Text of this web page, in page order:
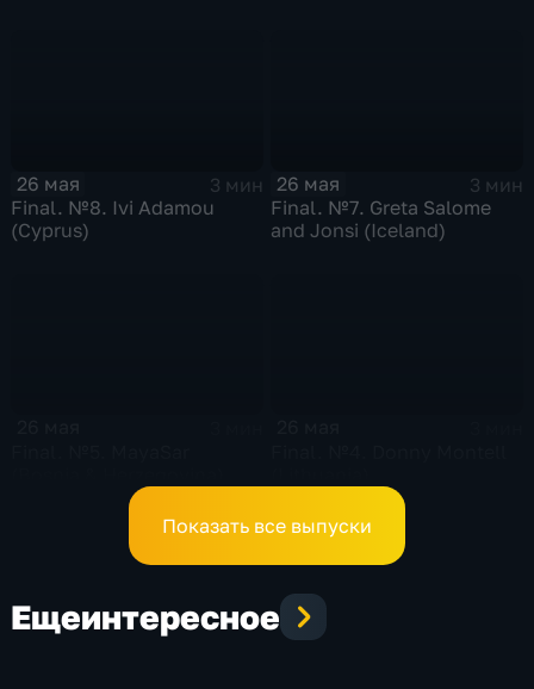
26 мая
3 мин
Final. №8. Ivi Adamou
(Cyprus)
26 мая
3 мин
Final. №7. Greta Salome
and Jonsi (Iceland)
Показать все выпуски
Ещеинтересное